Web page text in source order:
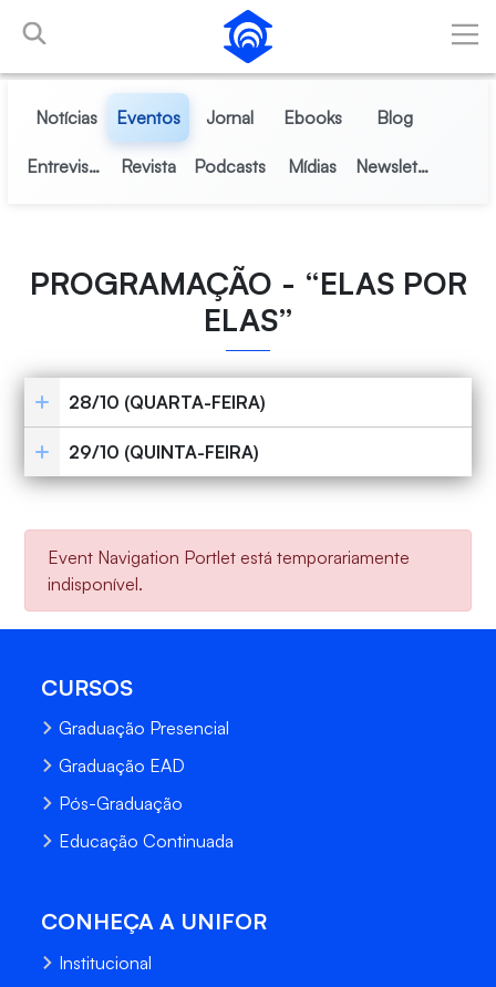
Pular para o Conteúdo principal
Notícias Eventos Jornal Ebooks Blog
Entrevistas Revista Podcasts Mídias Newsletter
PROGRAMAÇÃO - “ELAS POR
ELAS”
28/10 (QUARTA-FEIRA)
29/10 (QUINTA-FEIRA)
Event Navigation Portlet está temporariamente
indisponível.
CURSOS
Graduação Presencial
Graduação EAD
Pós-Graduação
Educação Continuada
CONHEÇA A UNIFOR
Institucional